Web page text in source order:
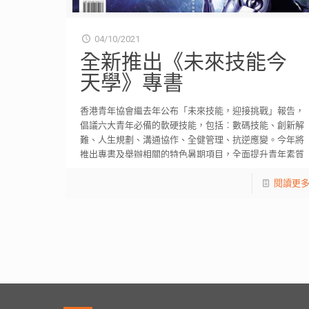
04/10/2021
全新推出《未來技能今
天學》專書
香港青年協會繼去年公布「未來技能，迎接挑戰」報告，
倡議六大青年必備的軟硬技能，包括︰數碼技能、創新解
難、人生規劃、溝通協作、全健管理、抗逆應變。今年將
推出專書及舉辦相關的特色暑期項目，全面提升青年素質
閱讀更